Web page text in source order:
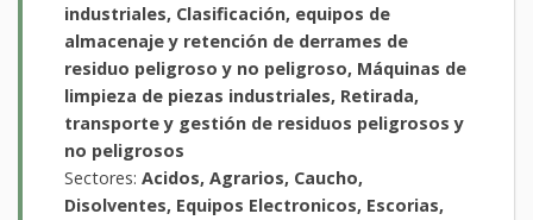
industriales, Clasificación, equipos de
almacenaje y retención de derrames de
residuo peligroso y no peligroso, Máquinas de
limpieza de piezas industriales, Retirada,
transporte y gestión de residuos peligrosos y
no peligrosos
Sectores: Acidos, Agrarios, Caucho,
Disolventes, Equipos Electronicos, Escorias,